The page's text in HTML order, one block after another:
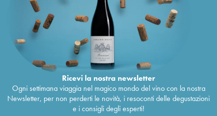
Ricevi la nostra newsletter
Ogni settimana viaggia nel magico mondo del vino con la nostra
Newsletter, per non perderti le novità, i resoconti delle degustazioni
e i consigli degli esperti!